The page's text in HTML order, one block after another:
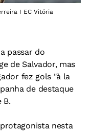
I EC Vitória
passar do
de Salvador, mas
fez gols "à la
de destaque
B.
nesta